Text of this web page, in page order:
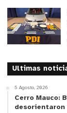
y tú, ¿qué
Ultimas
5 Agosto, 2026
Cerro Mauco:
desorientaron